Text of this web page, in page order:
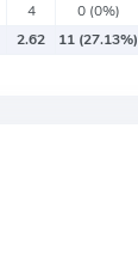
4 0 (0%)
2.62 11 (27.13%)